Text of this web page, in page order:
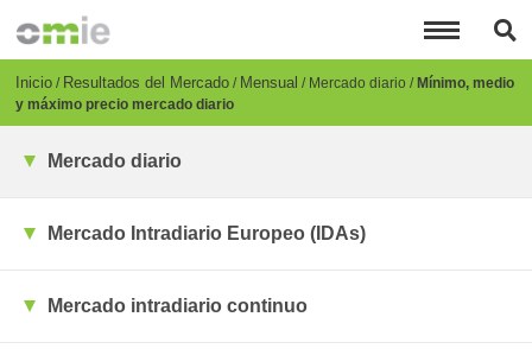
principal
Breadcrumb
Inicio Resultados del Mercado Mensual Mercado diario Mínimo, medio
y máximo precio mercado diario
Mercado diario
Mercado Intradiario Europeo (IDAs)
Mercado intradiario continuo